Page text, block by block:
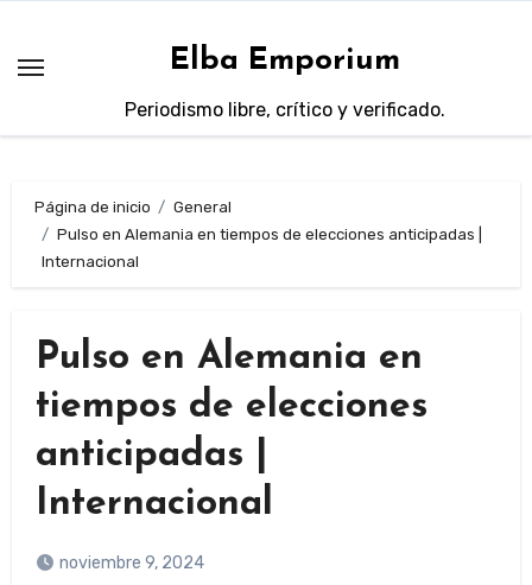
contenido
Elba Emporium
Periodismo libre, crítico y verificado.
Página de inicio
General
Pulso en Alemania en tiempos de elecciones anticipadas |
Internacional
Pulso en Alemania en
tiempos de elecciones
anticipadas |
Internacional
noviembre 9, 2024